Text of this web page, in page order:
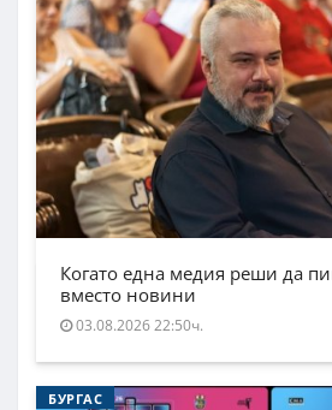
Когато една медия реши да
вместо новини
03.08.2026 22:50ч.
БУРГАС